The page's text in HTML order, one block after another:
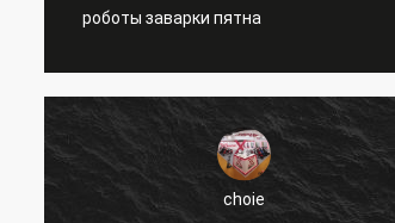
роботы заварки пятна
choie